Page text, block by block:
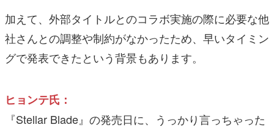
加えて、外部タイトルとのコラボ実施の際に必要な他
社さんとの調整や制約がなかったため、早いタイミン
グで発表できたという背景もあります。
ヒョンテ氏：
『Stellar Blade』の発売日に、うっかり言っちゃった